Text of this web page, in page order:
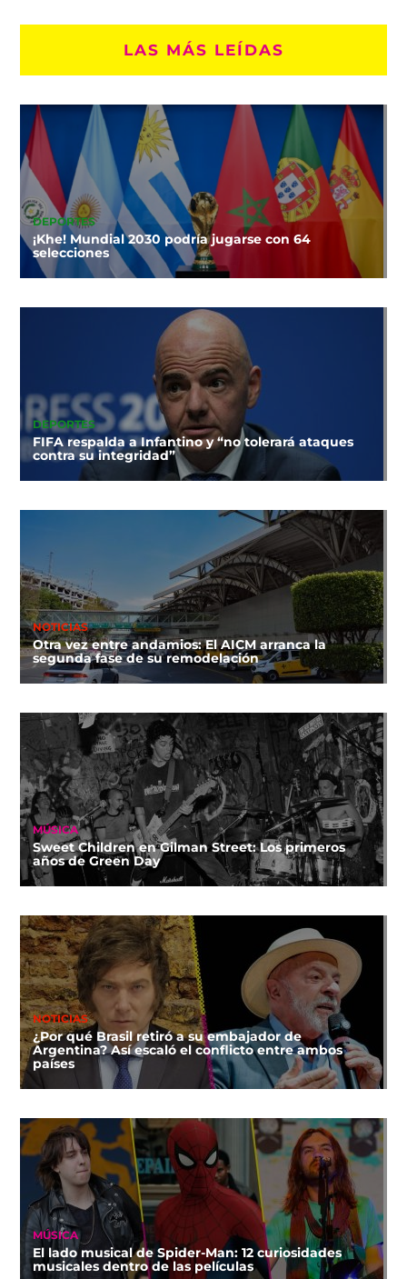
LAS MÁS LEÍDAS
DEPORTES
¡Khe! Mundial 2030 podría jugarse con 64
selecciones
DEPORTES
FIFA respalda a Infantino y “no tolerará ataques
contra su integridad”
NOTICIAS
Otra vez entre andamios: El AICM arranca la
segunda fase de su remodelación
MÚSICA
Sweet Children en Gilman Street: Los primeros
años de Green Day
NOTICIAS
¿Por qué Brasil retiró a su embajador de
Argentina? Así escaló el conflicto entre ambos
países
MÚSICA
El lado musical de Spider-Man: 12 curiosidades
musicales dentro de las películas